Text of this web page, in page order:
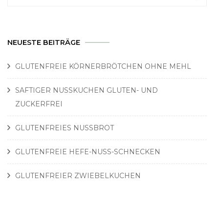
NEUESTE BEITRÄGE
GLUTENFREIE KÖRNERBRÖTCHEN OHNE MEHL
SAFTIGER NUSSKUCHEN GLUTEN- UND
ZUCKERFREI
GLUTENFREIES NUSSBROT
GLUTENFREIE HEFE-NUSS-SCHNECKEN
GLUTENFREIER ZWIEBELKUCHEN